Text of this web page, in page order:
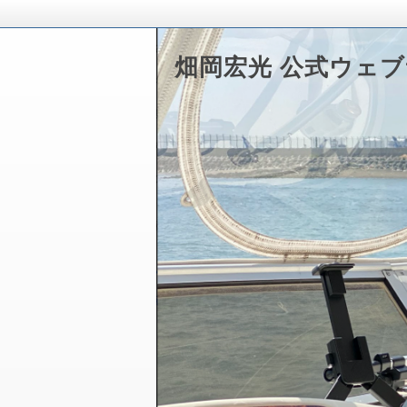
畑岡宏光 公式ウェ